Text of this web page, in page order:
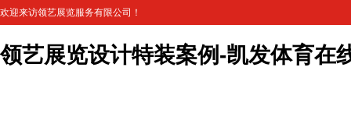
欢迎来访领艺展览服务有限公司！
领艺展览设计特装案例-凯发体育在